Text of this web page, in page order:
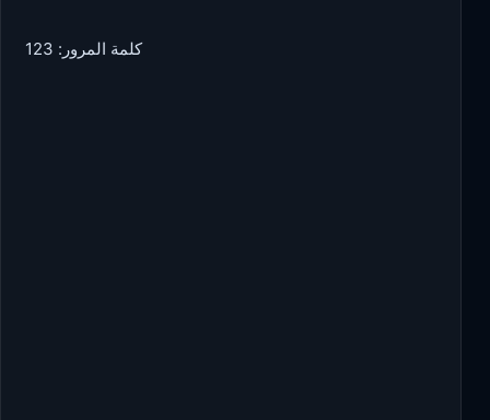
كلمة المرور: 123